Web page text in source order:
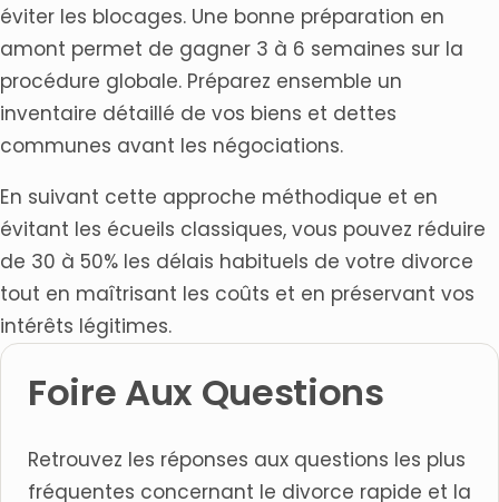
éviter les blocages. Une bonne préparation en
amont permet de gagner 3 à 6 semaines sur la
procédure globale. Préparez ensemble un
inventaire détaillé de vos biens et dettes
communes avant les négociations.
En suivant cette approche méthodique et en
évitant les écueils classiques, vous pouvez réduire
de 30 à 50% les délais habituels de votre divorce
tout en maîtrisant les coûts et en préservant vos
intérêts légitimes.
Foire Aux Questions
Retrouvez les réponses aux questions les plus
fréquentes concernant le divorce rapide et la